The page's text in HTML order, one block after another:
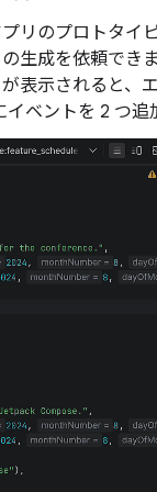
リのプロトタイ
生成を依頼でき
表示されると、
イベントを 2 つ追